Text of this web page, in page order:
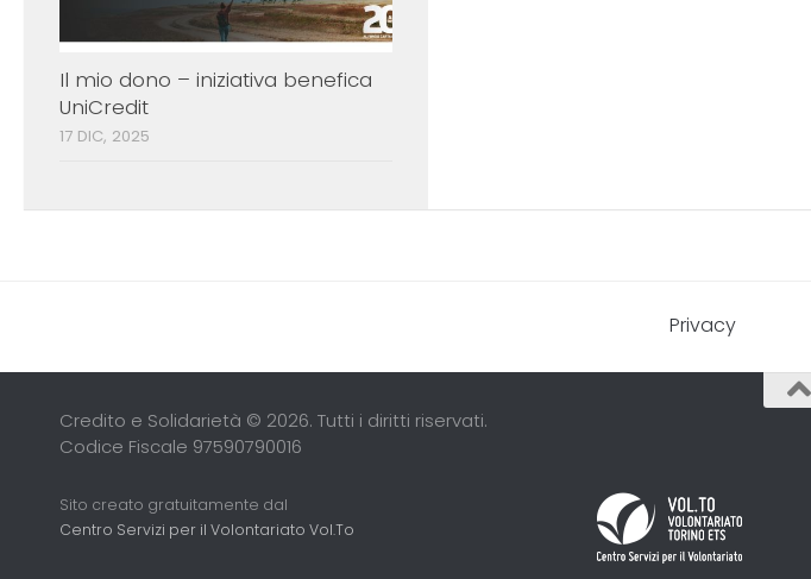
Il mio dono – iniziativa benefica
UniCredit
17 DIC, 2025
Privacy
Credito e Solidarietà © 2026. Tutti i diritti riservati.
Codice Fiscale 97590790016
Sito creato gratuitamente dal
Centro Servizi per il Volontariato Vol.To